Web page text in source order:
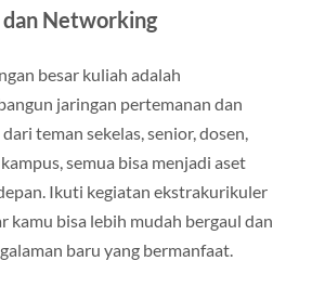
dan Networking
besar kuliah adalah
jaringan pertemanan dan
teman sekelas, senior, dosen,
semua bisa menjadi aset
Ikuti kegiatan ekstrakurikuler
kamu bisa lebih mudah bergaul dan
baru yang bermanfaat.